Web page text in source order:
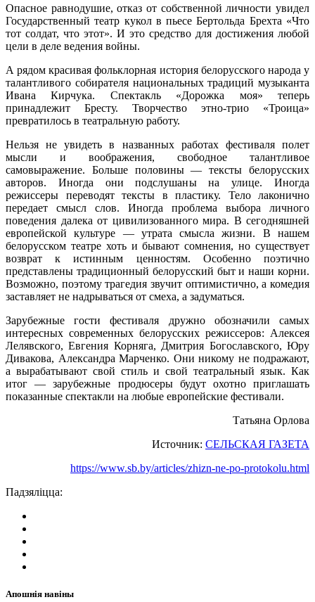
Опасное равнодушие, отказ от собственной личности увидел
Государственный театр кукол в пьесе Бертольда Брехта «Что
тот солдат, что этот». И это средство для достижения любой
цели в деле ведения войны.
А рядом красивая фольклорная история белорусского народа у
талантливого собирателя национальных традиций музыканта
Ивана Кирчука. Спектакль «Дорожка моя» теперь
принадлежит Бресту. Творчество этно-трио «Троица»
превратилось в театральную работу.
Нельзя не увидеть в названных работах фестиваля полет
мысли и воображения, свободное талантливое
самовыражение. Больше половины — тексты белорусских
авторов. Иногда они подслушаны на улице. Иногда
режиссеры переводят тексты в пластику. Тело лаконично
передает смысл слов. Иногда проблема выбора личного
поведения далека от цивилизованного мира. В сегодняшней
европейской культуре — утрата смысла жизни. В нашем
белорусском театре хоть и бывают сомнения, но существует
возврат к истинным ценностям. Особенно поэтично
представлены традиционный белорусский быт и наши корни.
Возможно, поэтому трагедия звучит оптимистично, а комедия
заставляет не надрываться от смеха, а задуматься.
Зарубежные гости фестиваля дружно обозначили самых
интересных современных белорусских режиссеров: Алексея
Лелявского, Евгения Корняга, Дмитрия Богославского, Юру
Дивакова, Александра Марченко. Они никому не подражают,
а вырабатывают свой стиль и свой театральный язык. Как
итог — зарубежные продюсеры будут охотно приглашать
показанные спектакли на любые европейские фестивали.
Татьяна Орлова
Источник: СЕЛЬСКАЯ ГАЗЕТА
https://www.sb.by/articles/zhizn-ne-po-protokolu.html
Падзяліцца:
Апошнія навіны